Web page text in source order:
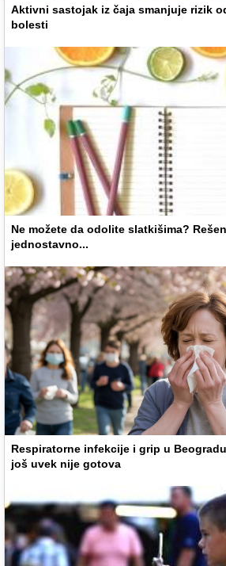
Aktivni sastojak iz čaja smanjuje rizik
bolesti
Ne možete da odolite slatkišima?
jednostavno...
Respiratorne infekcije i grip u
još uvek nije gotova